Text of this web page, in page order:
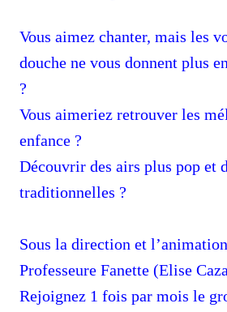
Vous aimez chanter, mais les
douche ne vous donnent plus
?
Vous aimeriez retrouver les
enfance ?
Découvrir des airs plus pop et
traditionnelles ?
Sous la direction et
Professeure Fanette (Elise
Rejoignez 1 fois par mois le